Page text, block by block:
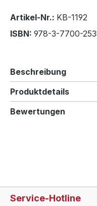
Artikel-Nr.: KB-1192
ISBN: 978-3-7700-
Beschreibung
Produktdetails
Bewertungen
Service-Hotline